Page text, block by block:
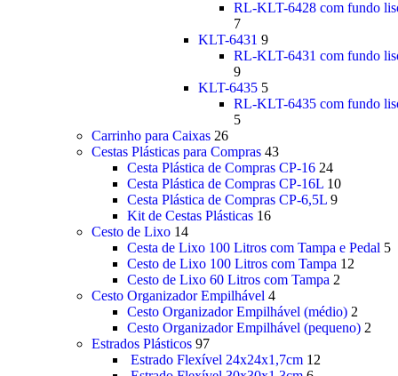
RL-KLT-6428 com fundo
7
KLT-6431 9
RL-KLT-6431 com fundo
9
KLT-6435 5
RL-KLT-6435 com fundo
5
Carrinho para Caixas 26
Cestas Plásticas para Compras 43
Cesta Plástica de Compras CP-16 24
Cesta Plástica de Compras CP-16L 10
Cesta Plástica de Compras CP-6,5L 9
Kit de Cestas Plásticas 16
Cesto de Lixo 14
Cesta de Lixo 100 Litros com Tampa e Pedal 5
Cesto de Lixo 100 Litros com Tampa 12
Cesto de Lixo 60 Litros com Tampa 2
Cesto Organizador Empilhável 4
Cesto Organizador Empilhável (médio) 2
Cesto Organizador Empilhável (pequeno) 2
Estrados Plásticos 97
Estrado Flexível 24x24x1,7cm 12